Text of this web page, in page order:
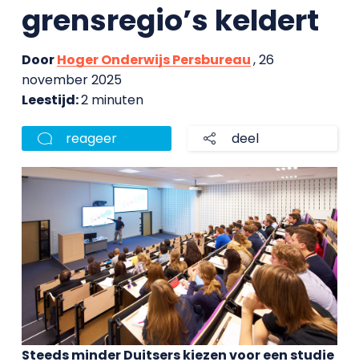
grensregio’s keldert
DoorHoger Onderwijs Persbureau, 26
november 2025
Leestijd:2 minuten
reageer deel
Steeds minder Duitsers kiezen voor een studie